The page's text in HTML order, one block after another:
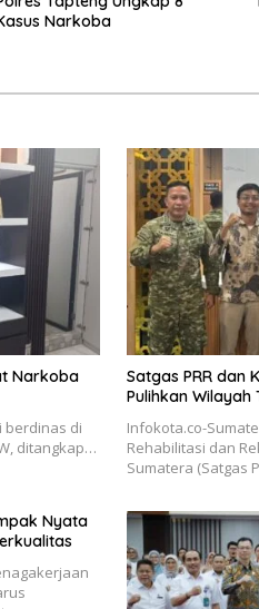
Narkoba
Narkoba
berdinas di
ditangkap…
Satgas PRR dan
Pulihkan
Infokota.co-
Rehabilitasi dan
Sumatera (Satgas
Nyata